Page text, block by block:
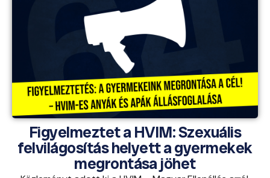
Figyelmeztet a HVIM: Szexuális
felvilágosítás helyett a gyermekek
megrontása jöhet